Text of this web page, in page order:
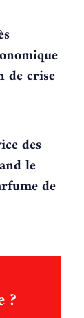
de crise
des
le
de
?